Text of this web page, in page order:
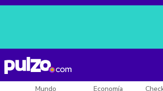
Espriella
Mundo Economía